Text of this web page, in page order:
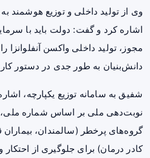
وی از تولید داخلی و توزیع هوشمند
اشاره کرد و گفت: دولت باید با
مجوز، تولید داخلی واکسن آنفلوانزا
دانش‌بنیان به طور جدی در دستور
شفیق به سامانه توزیع یکپارچه،
نوبت‌دهی ملی بر اساس شماره
گروه‌های پرخطر (سالمندان، بیماران
کادر درمان) برای جلوگیری از احتکار